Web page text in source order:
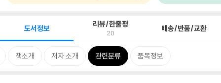
도서정보 리뷰/한줄평
20 배송/반품/교환
책소개 저자 소개 관련분류 품목정보